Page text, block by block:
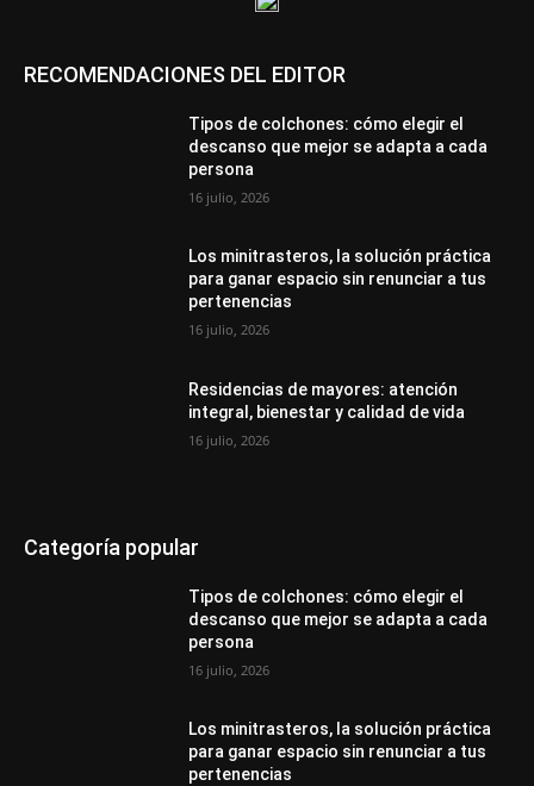
RECOMENDACIONES DEL EDITOR
Tipos de colchones: cómo elegir el
descanso que mejor se adapta a cada
persona
16 julio, 2026
Los minitrasteros, la solución práctica
para ganar espacio sin renunciar a tus
pertenencias
16 julio, 2026
Residencias de mayores: atención
integral, bienestar y calidad de vida
16 julio, 2026
Categoría popular
Tipos de colchones: cómo elegir el
descanso que mejor se adapta a cada
persona
16 julio, 2026
Los minitrasteros, la solución práctica
para ganar espacio sin renunciar a tus
pertenencias